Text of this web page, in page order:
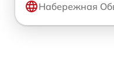
Набережная